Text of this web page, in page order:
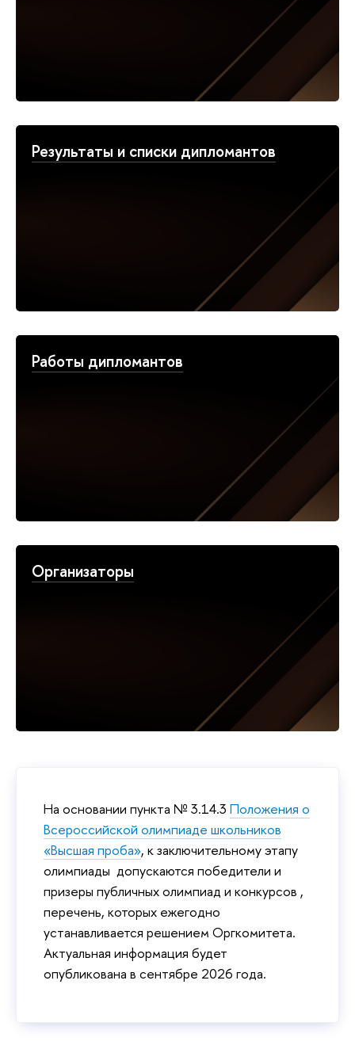
Результаты и списки дипломантов
Работы дипломантов
Организаторы
На основании пункта № 3.14.3 Положения о
Всероссийской олимпиаде школьников
«Высшая проба», к заключительному этапу
олимпиады допускаются победители и
призеры публичных олимпиад и конкурсов ,
перечень, которых ежегодно
устанавливается решением Оргкомитета.
Актуальная информация будет
опубликована в сентябре 2026 года.